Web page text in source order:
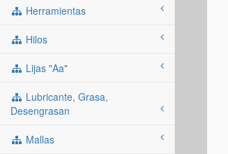
Herramientas
Hilos
Lijas "aa"
Lubricante, Grasa,
Desengrasan
Mallas